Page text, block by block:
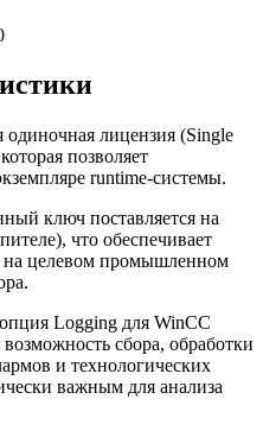
одиночная лицензия (Single
позволяет
runtime-системы.
ключ поставляется на
что обеспечивает
на целевом промышленном
опция Logging для WinCC
сбора, обработки
и технологических
важным для анализа